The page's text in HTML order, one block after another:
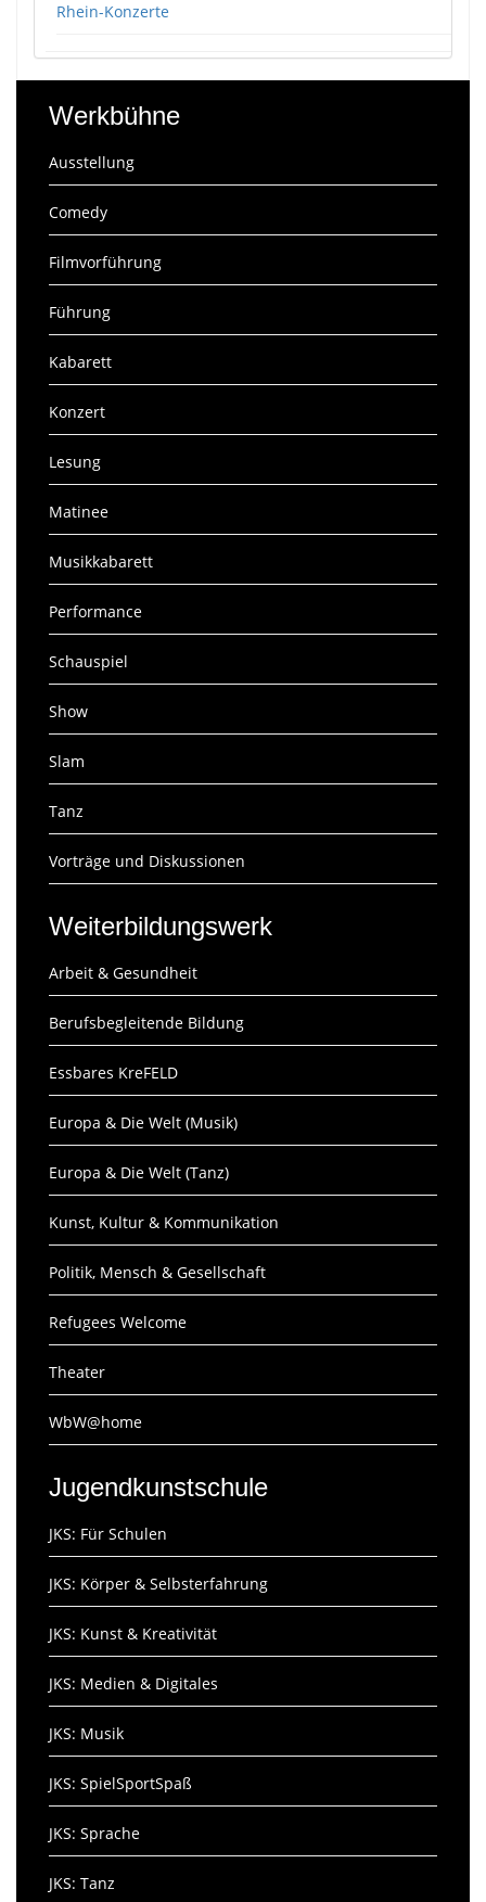
Rhein-Konzerte
Werkbühne
Ausstellung
Comedy
Filmvorführung
Führung
Kabarett
Konzert
Lesung
Matinee
Musikkabarett
Performance
Schauspiel
Show
Slam
Tanz
Vorträge und Diskussionen
Weiterbildungswerk
Arbeit & Gesundheit
Berufsbegleitende Bildung
Essbares KreFELD
Europa & Die Welt (Musik)
Europa & Die Welt (Tanz)
Kunst, Kultur & Kommunikation
Politik, Mensch & Gesellschaft
Refugees Welcome
Theater
WbW@home
Jugendkunstschule
JKS: Für Schulen
JKS: Körper & Selbsterfahrung
JKS: Kunst & Kreativität
JKS: Medien & Digitales
JKS: Musik
JKS: SpielSportSpaß
JKS: Sprache
JKS: Tanz